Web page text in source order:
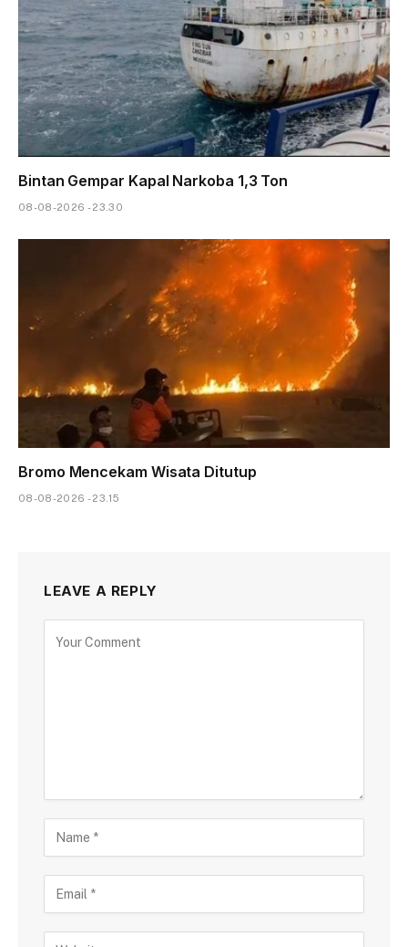
Bintan Gempar Kapal Narkoba 1,3 Ton
08-08-2026 - 23.30
Bromo Mencekam Wisata Ditutup
08-08-2026 - 23.15
LEAVE A REPLY